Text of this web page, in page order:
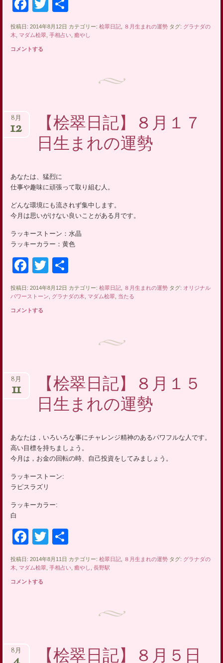
Facebook
Twitter
有
投稿日: 2014年8月12日 カテゴリー:桧翠日記 ８月生まれの運勢 タグ: グラナダの
木
マダム桧翠 ,手相占い ,癒やし
コメントする
【桧翠日記】８月１７
日生まれの運勢
8月
12
あなたは、猛烈に
仕事や趣味に頑張って取り組む人。
どんな環境にも流されず集中します。
今月は思いがけない良いことがある月です。
ラッキーストーン：水晶
ラッキーカラー：黄色
Facebook
Twitter
有
投稿日: 2014年8月12日 カテゴリー:桧翠日記 ８月生まれの運勢 タグ: オリジナル
パワーストーン
グラナダの木 マダム桧翠 当たる
コメントする
【桧翠日記】８月１５
日生まれの運勢
8月
11
あなたは，いろいろな事にチャレンジ精神のあるパワフルな人です。
高い目標を持ちましょう。
今月は，お金の回転の時、自己投資をしてみましょう。
ラッキーストーン:
ラピスラズリ
ラッキーカラー:
白
Facebook
Twitter
有
投稿日: 2014年8月11日 カテゴリー:桧翠日記 ８月生まれの運勢 タグ: グラナダの
木
マダム桧翠 ,手相占い ,癒やし ,長野駅
コメントする
【桧翠日記】８月５日
8月